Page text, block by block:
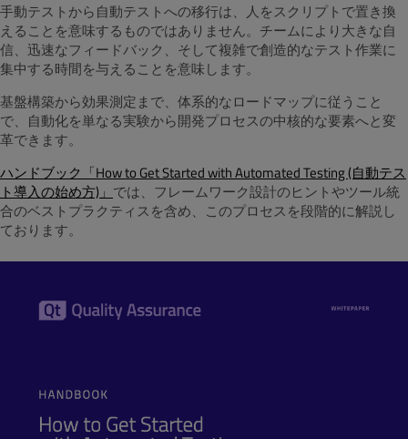
手動テストから自動テストへの移行は、人をスクリプトで置き換
えることを意味するものではありません。チームにより大きな自
信、迅速なフィードバック、そして複雑で創造的なテスト作業に
集中する時間を与えることを意味します。
基盤構築から効果測定まで、体系的なロードマップに従うこと
で、自動化を単なる実験から開発プロセスの中核的な要素へと変
革できます。
ハンドブック「How to Get Started with Automated Testing (自動テス
ト導入の始め方)」 では、フレームワーク設計のヒントやツール統
合のベストプラクティスを含め、このプロセスを段階的に解説し
ております。